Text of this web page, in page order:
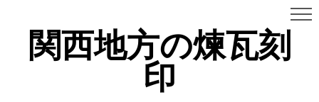
関西地方の煉瓦刻
印